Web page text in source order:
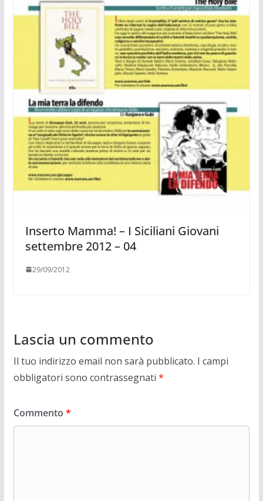
Inserto Mamma! – I Siciliani Giovani
settembre 2012 – 04
29/09/2012
Lascia un commento
Il tuo indirizzo email non sarà pubblicato. I campi
obbligatori sono contrassegnati *
Commento *